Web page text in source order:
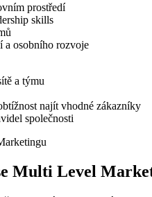
prostředí
skills
a osobního rozvoje
a týmu
najít vhodné zákazníky
společnosti
‌Multi Level